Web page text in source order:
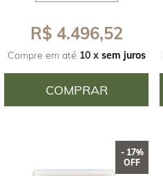
R$ 4.496,52
Compre em até 10 x sem juros
COMPRAR
- 17%
OFF